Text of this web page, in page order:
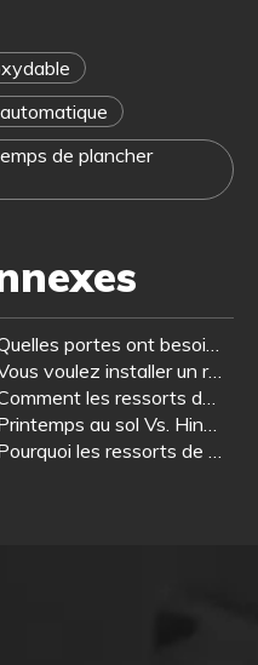
de plancher
Quelles portes ont besoin de fermetures de portes?
Vous voulez installer un ressort de plancher? Suivez notre guide pour assurer une installation parfaite pour votre matériel de porte.
Comment les ressorts de plancher contribuent à la sécurité et à la sécurité dans les espaces commerciaux
Printemps au sol Vs. Hinges de porte traditionnelles: Quel est le meilleur pour vos besoins?
Pourquoi les ressorts de plancher sont la solution idéale pour les portes robustes？